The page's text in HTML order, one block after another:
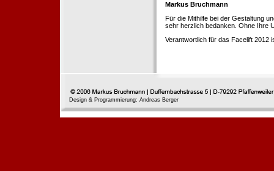
Markus Bruchmann
Für die Mithilfe bei der Gestaltung
sehr herzlich bedanken. Ohne Ihre
Verantwortlich für das Facelift 2012
Design & Programmierung: Andreas Berger